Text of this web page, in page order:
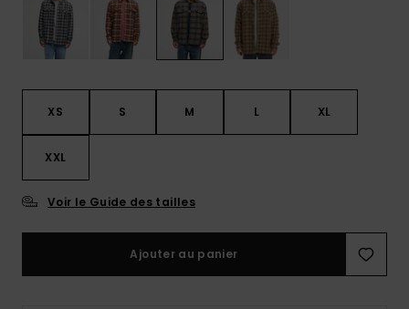
les plus
fréquentes
et notre
formulaire
contact.
Consulter
la FAQ
XS S M L XL
XXL
Voir le Guide des tailles
Ajouter au panier